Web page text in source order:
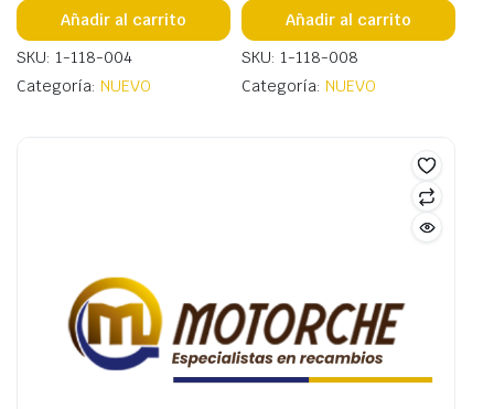
Añadir al carrito
SKU: 1-118-004
Categoría: NUEVO
Añadir al carrito
SKU: 1-118-008
Categoría: NUEVO